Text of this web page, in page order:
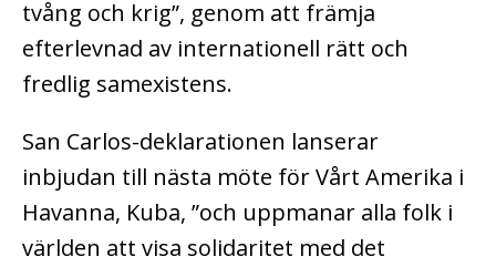
tvång och krig”, genom att främja
efterlevnad av internationell rätt och
fredlig samexistens.
San Carlos-deklarationen lanserar
inbjudan till nästa möte för Vårt Amerika i
Havanna, Kuba, ”och uppmanar alla folk i
världen att visa solidaritet med det